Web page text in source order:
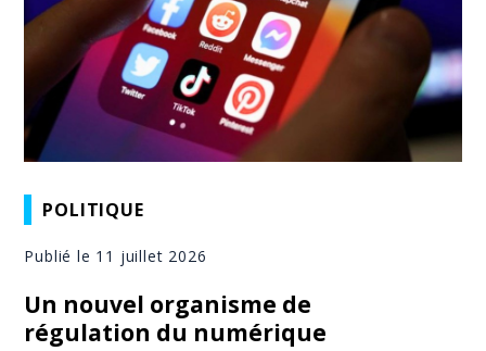
POLITIQUE
Publié le 11 juillet 2026
Un nouvel organisme de
régulation du numérique